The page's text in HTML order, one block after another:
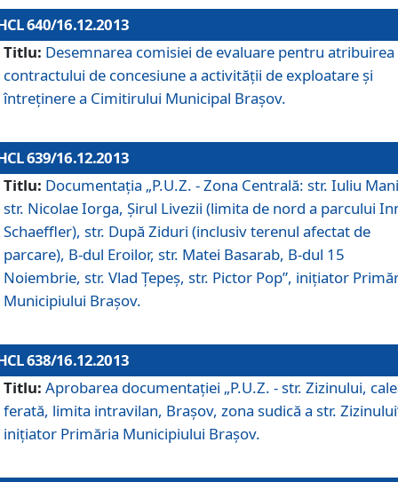
640/16.12.2013
Titlu: Desemnarea comisiei de evaluare pentru atribuirea
contractului de concesiune a activităţii de exploatare şi
întreţinere a Cimitirului Municipal Braşov.
639/16.12.2013
Titlu: Documentaţia „P.U.Z. - Zona Centrală: str. Iuliu
str. Nicolae Iorga, Şirul Livezii (limita de nord a parcului
Schaeffler), str. După Ziduri (inclusiv terenul afectat de
parcare), B-dul Eroilor, str. Matei Basarab, B-dul 15
Noiembrie, str. Vlad Ţepeş, str. Pictor Pop”, iniţiator
Municipiului Braşov.
638/16.12.2013
Titlu: Aprobarea documentaţiei „P.U.Z. - str. Zizinului,
ferată, limita intravilan, Braşov, zona sudică a str.
iniţiator Primăria Municipiului Braşov.